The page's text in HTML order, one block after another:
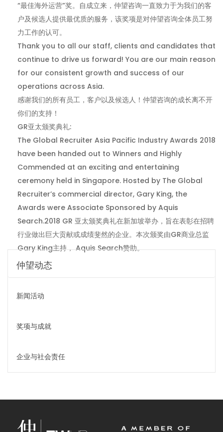
“最佳海外运营”奖。自成立来，仲望咨询一直致力于为我们的客
户及候选人提供最优质的服务，该奖项是对仲望咨询全体员工努
力工作的认可。
Thank you to all our staff, clients and candidates that
continue to drive us forward! You are our main reason
for our consistent growth and success of our
operations across Asia.
感谢我们的所有员工，客户以及候选人！仲望咨询的成长离不开
你们的支持！
GR亚太颁奖典礼:
The Global Recruiter Asia Pacific Industry Awards 2018
have been handed out to Winners and Highly
Commended at an exciting and entertaining
ceremony held in Singapore. Hosted by The Global
Recruiter’s commercial director, Gary King, the
Awards were Associate Sponsored by Aquis
Search.2018 GR 亚太颁奖典礼在新加坡举办，旨在表彰在招聘
行业做出巨大贡献或成绩斐然的企业。本次颁奖由GR商业总监
Gary King主持， Aquis Search赞助。
仲望动态
新闻活动
奖项与成就
企业与社会责任